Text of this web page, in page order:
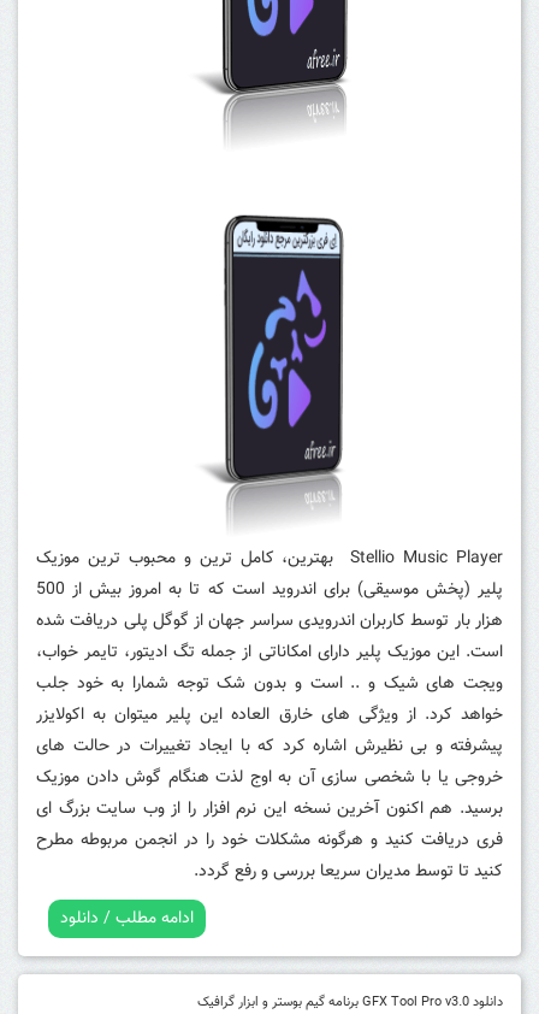
Stellio Music Player بهترین، کامل ترین و محبوب ترین موزیک
پلیر (پخش موسیقی) برای اندروید است که تا به امروز بیش از 500
هزار بار توسط کاربران اندرویدی سراسر جهان از گوگل پلی دریافت شده
است. این موزیک پلیر دارای امکاناتی از جمله تگ ادیتور، تایمر خواب،
ویجت های شیک و .. است و بدون شک توجه شمارا به خود جلب
خواهد کرد. از ویژگی های خارق العاده این پلیر میتوان به اکولایزر
پیشرفته و بی نظیرش اشاره کرد که با ایجاد تغییرات در حالت های
خروجی یا با شخصی سازی آن به اوج لذت هنگام گوش دادن موزیک
برسید. هم اکنون آخرین نسخه این نرم افزار را از وب سایت بزرگ ای
فری دریافت کنید و هرگونه مشکلات خود را در انجمن مربوطه مطرح
کنید تا توسط مدیران سریعا بررسی و رفع گردد.
ادامه مطلب / دانلود
دانلود GFX Tool Pro v3.0 برنامه گیم بوستر و ابزار گرافیک